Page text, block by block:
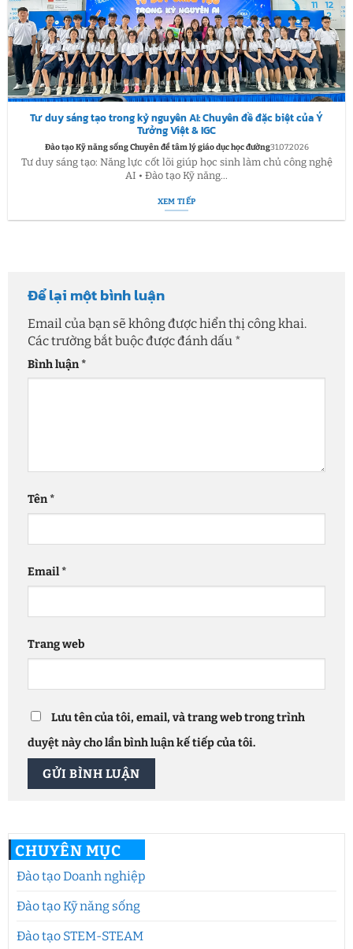
CHUYÊN MỤC
Đào tạo Doanh nghiệp
Đào tạo Kỹ năng sống
Đào tạo STEM-STEAM
Tư duy sáng tạo trong kỷ nguyên AI: Chuyên đề đặc biệt của Ý
Tưởng Việt & IGC
Đào tạo Kỹ năng sống Chuyên đề tâm lý giáo dục học đường31.07.2026
Tư duy sáng tạo: Năng lực cốt lõi giúp học sinh làm chủ công nghệ
AI • Đào tạo Kỹ năng...
XEM TIẾP
Để lại một bình luận
Email của bạn sẽ không được hiển thị công khai.
Các trường bắt buộc được đánh dấu *
Bình luận*
Tên*
Email*
Trang web
Lưu tên của tôi, email, và trang web trong trình
duyệt này cho lần bình luận kế tiếp của tôi.